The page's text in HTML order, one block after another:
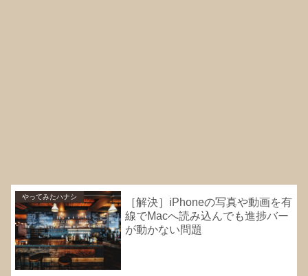
やってみたハナシ
［解決］iPhoneの写真や動画を有
線でMacへ読み込んでも進捗バー
が動かない問題